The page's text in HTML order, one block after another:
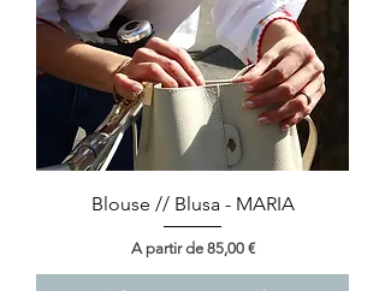
Blouse // Blusa - MARIA
A partir de 85,00 €
Preço promocional